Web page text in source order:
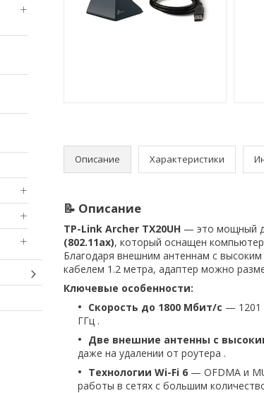
Описание Характеристики
📝 Описание
TP-Link Archer TX20UH — это мощный
(802.11ax), который оснащен
Благодаря внешним антеннам с
кабелем 1.2 метра, адаптер можно
Ключевые особенности:
Скорость до 1800 Мбит/с — 1201
ГГц .
Две внешние антенны с
даже на удалении от роутера .
Технологии Wi-Fi 6 — OFDMA и
работы в сетях с большим